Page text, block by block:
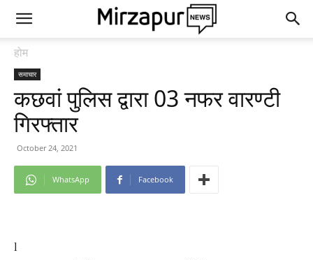
होम
समाचार
कछवां पुलिस द्वारा 03 नफर वारण्टी
गिरफ्तार
October 24, 2021
WhatsApp Facebook
l